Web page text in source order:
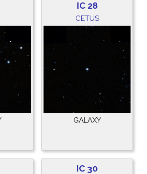
IC 28
CETUS
GALAXY
IC 30